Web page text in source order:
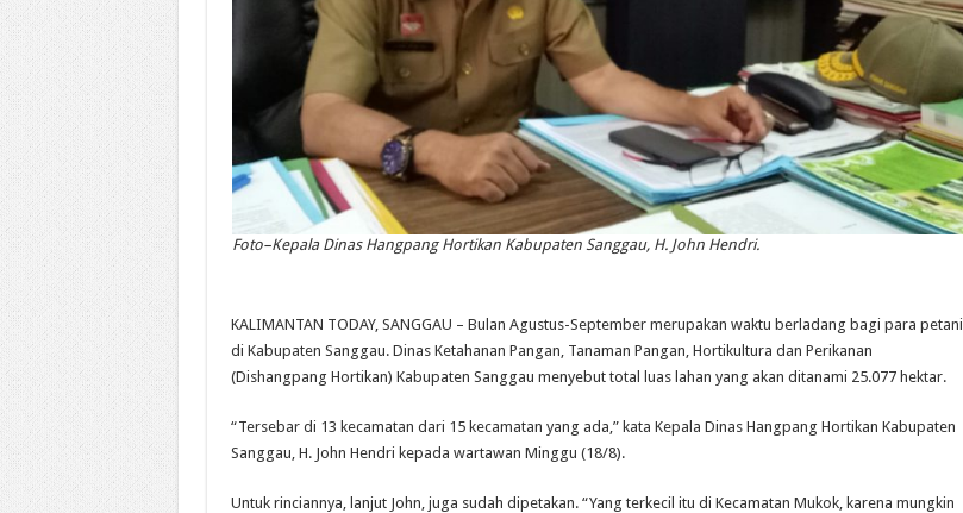
Foto–Kepala Dinas Hangpang Hortikan Kabupaten Sanggau, H. John Hendri.
KALIMANTAN TODAY, SANGGAU – Bulan Agustus-September merupakan waktu berladang bagi para petani
di Kabupaten Sanggau. Dinas Ketahanan Pangan, Tanaman Pangan, Hortikultura dan Perikanan
(Dishangpang Hortikan) Kabupaten Sanggau menyebut total luas lahan yang akan ditanami 25.077 hektar.
“Tersebar di 13 kecamatan dari 15 kecamatan yang ada,” kata Kepala Dinas Hangpang Hortikan Kabupaten
Sanggau, H. John Hendri kepada wartawan Minggu (18/8).
Untuk rinciannya, lanjut John, juga sudah dipetakan. “Yang terkecil itu di Kecamatan Mukok, karena mungkin